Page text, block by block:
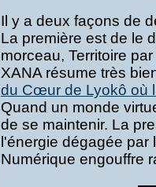
Il y a deux façons de
La première est de le
morceau, Territoire
XANA résume très
du Cœur de Lyokô où
Quand un monde
de se maintenir. La
l'énergie dégagée par
Numérique engouffre